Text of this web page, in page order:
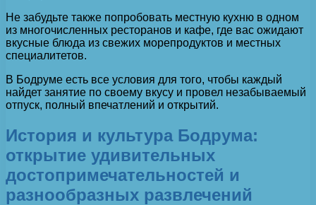
Не забудьте также попробовать местную кухню в одном
из многочисленных ресторанов и кафе, где вас ожидают
вкусные блюда из свежих морепродуктов и местных
специалитетов.
В Бодруме есть все условия для того, чтобы каждый
найдет занятие по своему вкусу и провел незабываемый
отпуск, полный впечатлений и открытий.
История и культура Бодрума:
открытие удивительных
достопримечательностей и
разнообразных развлечений